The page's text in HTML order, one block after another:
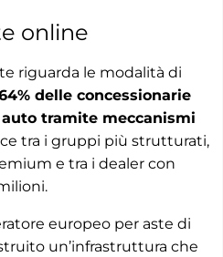
online
riguarda le modalità di
delle concessionarie
tramite meccanismi
tra i gruppi più strutturati,
e tra i dealer con
europeo per aste di
un’infrastruttura che